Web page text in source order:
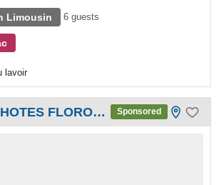
Limousin 6 guests
lavoir
CHAMBRE D HOTES FLOROMEL Sponsored